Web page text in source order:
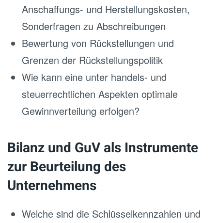
Anschaffungs- und Herstellungskosten,
Sonderfragen zu Abschreibungen
Bewertung von Rückstellungen und
Grenzen der Rückstellungspolitik
Wie kann eine unter handels- und
steuerrechtlichen Aspekten optimale
Gewinnverteilung erfolgen?
Bilanz und GuV als Instrumente
zur Beurteilung des
Unternehmens
Welche sind die Schlüsselkennzahlen und